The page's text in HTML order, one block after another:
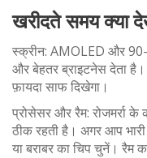
खरीदते समय क्या
स्क्रीन: AMOLED और 90-
और बेहतर ब्राइटनेस देता
फ़ायदा साफ दिखेगा।
प्रोसेसर और रैम: रोजमर्रा
ठीक रहती है। अगर आप
या बराबर का चिप चुनें। रैम